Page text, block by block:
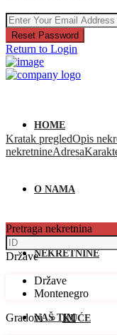
Reset Password
Return to Login
HOME
O NAMA
NEKRETNINE
KUĆE
NAŠ TIM
Kratak pregledOpis
nekretnineAdresa
Pretraga nekretnina
Države
Države
Montenegro
Gradovi